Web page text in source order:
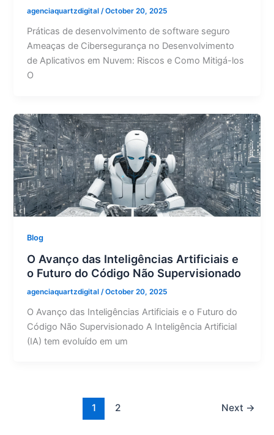
agenciaquartzdigital/October 20, 2025
Práticas de desenvolvimento de software seguro
Ameaças de Cibersegurança no Desenvolvimento
de Aplicativos em Nuvem: Riscos e Como Mitigá-los
O
Blog
O Avanço das Inteligências Artificiais e
o Futuro do Código Não Supervisionado
agenciaquartzdigital /October 20, 2025
O Avanço das Inteligências Artificiais e o Futuro do
Código Não Supervisionado A Inteligência Artificial
(IA) tem evoluído em um
1 2 Next →